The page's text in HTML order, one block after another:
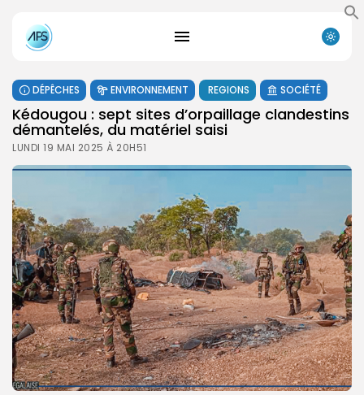
DÉPÊCHES ENVIRONNEMENT REGIONS SOCIÉTÉ
Kédougou : sept sites d’orpaillage clandestins
démantelés, du matériel saisi
LUNDI 19 MAI 2025 À 20H51